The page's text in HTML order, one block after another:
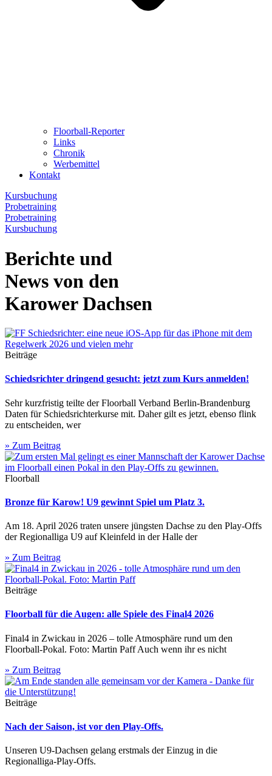
Floorball-Reporter
Links
Chronik
Werbemittel
Kontakt
Kursbuchung
Probetraining
Probetraining
Kursbuchung
Berichte und
News von den
Karower Dachsen
Beiträge
Schiedsrichter dringend gesucht: jetzt zum Kurs anmelden!
Sehr kurzfristig teilte der Floorball Verband Berlin-Brandenburg
Daten für Schiedsrichterkurse mit. Daher gilt es jetzt, ebenso flink
zu entscheiden, wer
» Zum Beitrag
Floorball
Bronze für Karow! U9 gewinnt Spiel um Platz 3.
Am 18. April 2026 traten unsere jüngsten Dachse zu den Play-Offs
der Regionalliga U9 auf Kleinfeld in der Halle der
» Zum Beitrag
Beiträge
Floorball für die Augen: alle Spiele des Final4 2026
Final4 in Zwickau in 2026 – tolle Atmosphäre rund um den
Floorball-Pokal. Foto: Martin Paff Auch wenn ihr es nicht
» Zum Beitrag
Beiträge
Nach der Saison, ist vor den Play-Offs.
Unseren U9-Dachsen gelang erstmals der Einzug in die
Regionalliga-Play-Offs.